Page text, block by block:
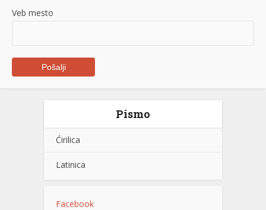
Veb mesto
Pismo
Ćirilica
Latinica
Facebook